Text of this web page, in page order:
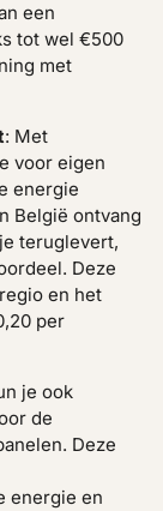
een
tot wel €500
met
: Met
voor eigen
energie
België ontvang
teruglevert,
Deze
en het
per
je ook
de
Deze
energie en